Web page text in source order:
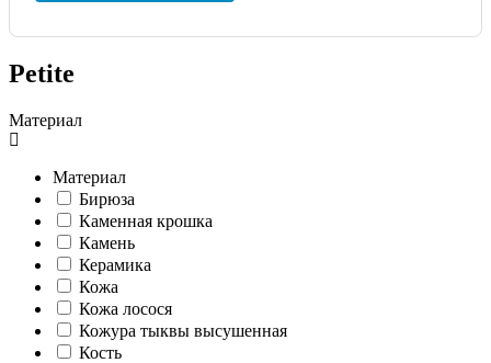
Petite
Материал
Материал
Бирюза
Каменная крошка
Камень
Керамика
Кожа
Кожа лосося
Кожура тыквы высушенная
Кость